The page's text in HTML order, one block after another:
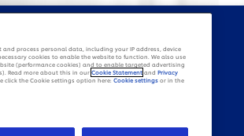
sáng với
P/S
process personal data, including your IP address, device
cookies to enable the website to function. We also use
(performance cookies) and to enable targeted advertising
Read more about this in ourCookie Statement andPrivacy
click the Cookie settings option here:Cookie settings or in the